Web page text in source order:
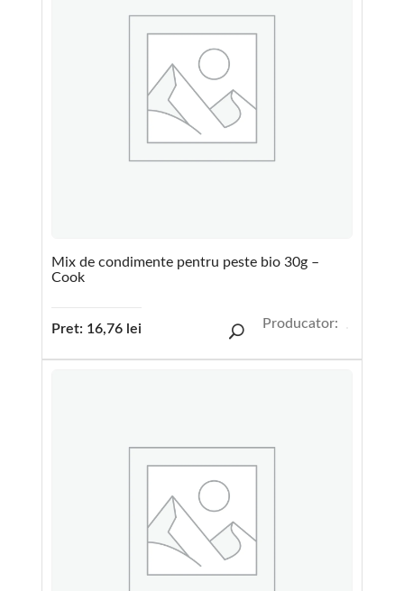
Mix de condimente pentru peste bio 30g –
Cook
Pret: 16,76 lei Producator: